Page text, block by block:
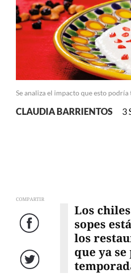
Se analiza el impacto que esto
CLAUDIA BARRIENTOS 3
COMPARTIR
Facebook
Twitter
Los
sopes
los
que ya